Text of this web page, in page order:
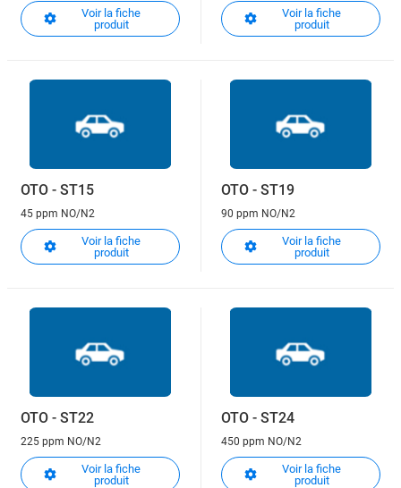
Voir la fiche
produit
Voir la fiche
produit
OTO - ST15
45 ppm NO/N2
Voir la fiche
produit
OTO - ST19
90 ppm NO/N2
Voir la fiche
produit
OTO - ST22
225 ppm NO/N2
Voir la fiche
produit
OTO - ST24
450 ppm NO/N2
Voir la fiche
produit